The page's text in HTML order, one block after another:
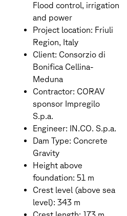
Flood control, irrigation
and power
Project location: Friuli
Region, Italy
Client: Consorzio di
Bonifica Cellina-
Meduna
Contractor: CORAV
sponsor Impregilo
S.p.a.
Engineer: IN.CO. S.p.a.
Dam Type: Concrete
Gravity
Height above
foundation: 51 m
Crest level (above sea
level): 343 m